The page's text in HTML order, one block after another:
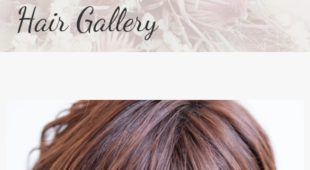
Shop Information
Menu &Price
Address
331-0804 埼玉県さいたま市北区
土呂町1-25-4 NKビル101
Hair Gallery